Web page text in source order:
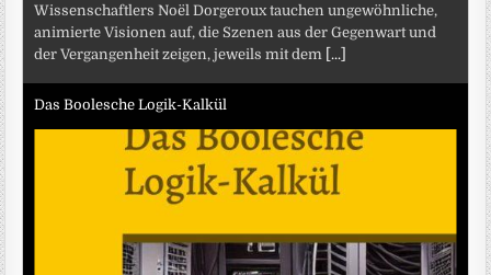
Wissenschaftlers Noël Dorgeroux tauchen ungewöhnliche,
animierte Visionen auf, die Szenen aus der Gegenwart und
der Vergangenheit zeigen, jeweils mit dem
[...]
Das Boolesche Logik-Kalkül